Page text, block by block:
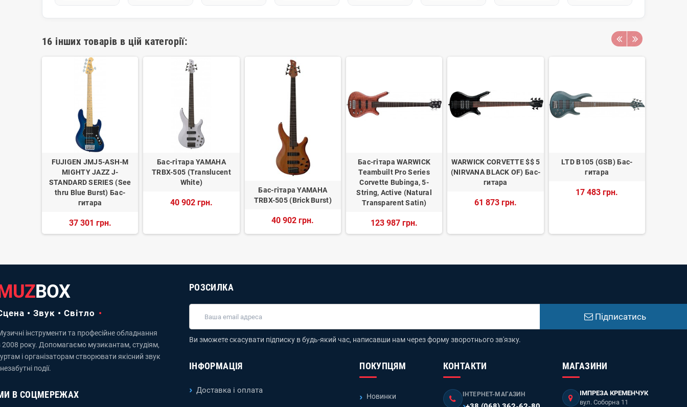
16 інших товарів в цій категорії:
FUJIGEN JMJ5-ASH-M
MIGHTY JAZZ J-
STANDARD SERIES (See
thru Blue Burst) Бас-
гитара
37 301 грн.
Бас-гітара YAMAHA
TRBX-505 (Translucent
White)
40 902 грн.
Бас-гітара YAMAHA
TRBX-505 (Brick Burst)
40 902 грн.
Бас-гітара WARWICK
Teambuilt Pro Series
Corvette Bubinga, 5-
String, Active (Natural
Transparent Satin)
123 987 грн.
WARWICK CORVETTE $$ 5
(NIRVANA BLACK OF) Бас-
гитара
61 873 грн.
LTD B105 (GSB) Бас-
гитара
17 483 грн.
BOX
• Звук • Світло
інструменти та професійне обладнання
2008 року. Допомагаємо музикантам, студіям,
і організаторам створювати якісний звук
незабутні події.
В СОЦМЕРЕЖАХ
РОЗСИЛКА
Підписатись
Ви зможете скасувати підписку в будь-який час, написавши нам через форму зворотнього зв'язку.
ІНФОРМАЦІЯ
Доставка і оплата
ПОКУПЦЯМ
Новинки
КОНТАКТИ
ІНТЕРНЕТ-МАГАЗИН
МАГАЗИНИ
ІМПРЕЗА КРЕМЕНЧУК
вул. Соборна 11